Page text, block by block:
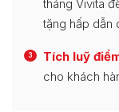
tháng Vivita
tặng hấp dẫn
3 Tích luỹ
cho khách